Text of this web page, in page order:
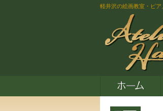
軽井沢の絵画教室・ピ